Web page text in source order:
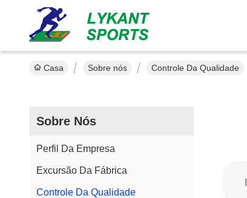
Casa Sobre nós Controle Da Qualidade
Sobre Nós
Perfil Da Empresa
Excursão Da Fábrica
Controle Da Qualidade